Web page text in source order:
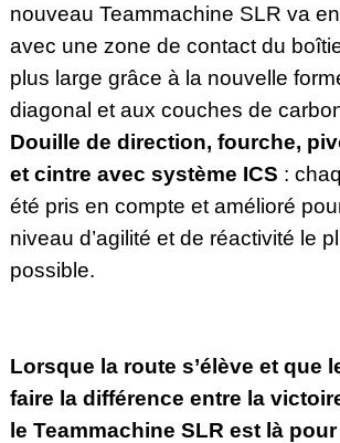
nouveau Teammachine SLR va
avec une zone de contact du
plus large grâce à la nouvelle
diagonal et aux couches de
Douille de direction, fourche,
et cintre avec système ICS :
été pris en compte et amélioré
niveau d’agilité et de réactivité le
possible.
Lorsque la route s’élève et que
faire la différence entre la
le Teammachine SLR est là